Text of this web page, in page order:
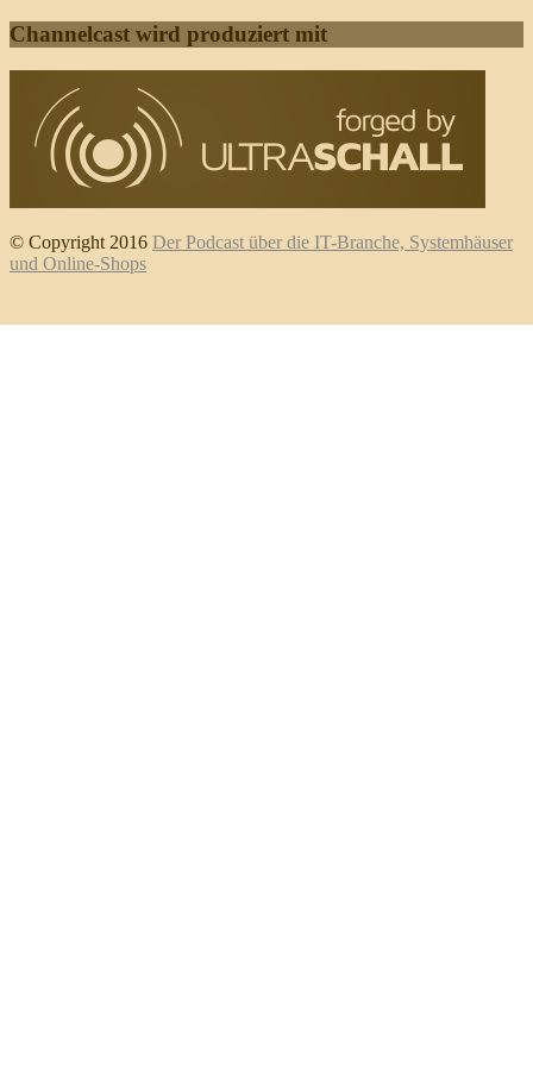
Channelcast wird produziert mit
© Copyright 2016 Der Podcast über die IT-Branche, Systemhäuser
und Online-Shops